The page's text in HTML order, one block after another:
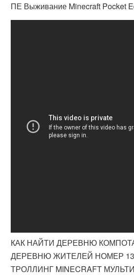
ПЕ Выживание Minecraft Pocket
КАК НАЙТИ ДЕРЕВНЮ
ДЕРЕВНЮ ЖИТЕЛЕЙ НОМЕР
ТРОЛЛИНГ MINECRAFT